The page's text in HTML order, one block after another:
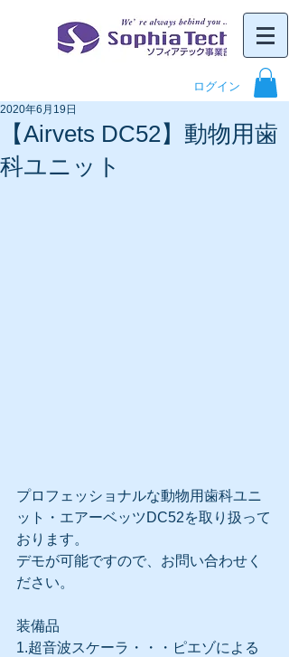
ログイン
【Airvets DC52】動物用歯
科ユニット
2020年6月19日
プロフェッショナルな動物用歯科ユニ
ット・エアーベッツDC52を取り扱って
おります。
デモが可能ですので、お問い合わせく
ださい。
装備品
1.超音波スケーラ・・・ピエゾによる